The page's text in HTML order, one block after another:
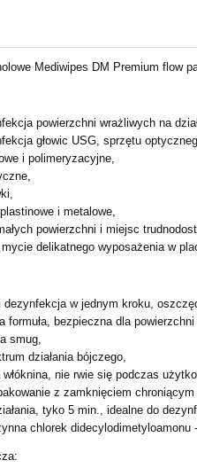
Mediwipes DM Premium flow
powierzchni wrażliwych na
głowic USG, sprzętu
i polimeryzacyjne,
i metalowe,
powierzchni i miejsc
delikatnego wyposażenia w
w jednym kroku,
formuła, bezpieczna dla
smug,
działania bójczego,
nie rwie się podczas
z zamknięciem chroniącym
tyko 5 min., idealne do
chlorek